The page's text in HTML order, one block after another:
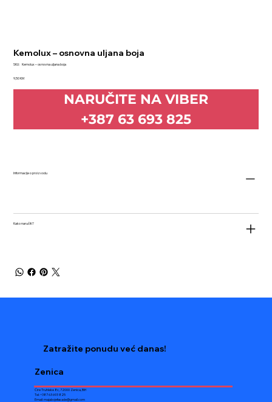
Kemolux – osnovna uljana boja
SKU:
SKU
–
Kemolux – osnovna uljana boja
Price
9,50 KM
NARUČITE NA VIBER
+387 63 693 825
Informacije o proizvodu
Kako naručiti?
Zatražite ponudu već danas!
Ćire Truhleke 8c, 72000 Zenica, BiH
Tel: +387 63 693 825
Email:majabojefasade@gmail.com
Zenica